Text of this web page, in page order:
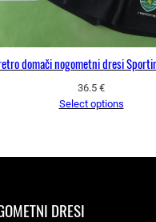
domači nogometni dresi
36.5 €
Select options
DRESI